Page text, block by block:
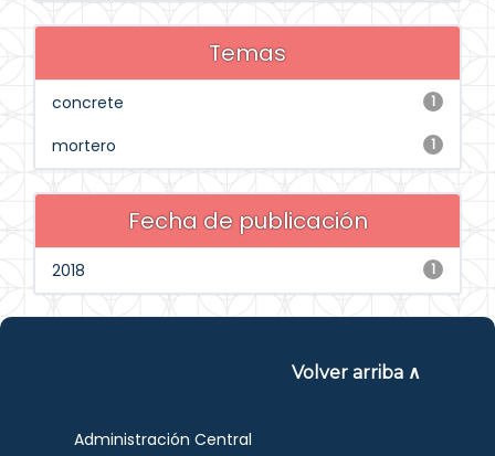
Temas
1
concrete
1
mortero
Fecha de publicación
1
2018
Volver arriba ∧
Administración Central